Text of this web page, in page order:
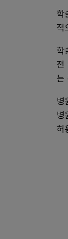
학
적
학
전
는
병
병
허